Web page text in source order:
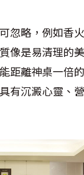
忽略，例如香
像是易清理的
距離神桌一倍
有沉澱心靈、